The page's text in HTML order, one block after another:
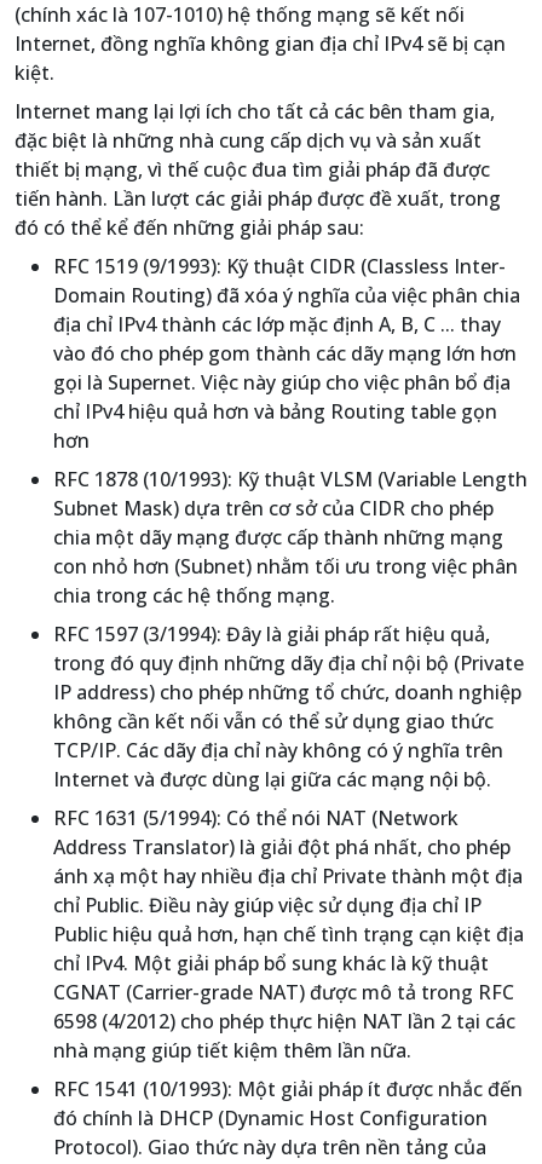
(chính xác là 107-1010) hệ thống mạng sẽ kết nối
Internet, đồng nghĩa không gian địa chỉ IPv4 sẽ bị cạn
kiệt.
Internet mang lại lợi ích cho tất cả các bên tham gia,
đặc biệt là những nhà cung cấp dịch vụ và sản xuất
thiết bị mạng, vì thế cuộc đua tìm giải pháp đã được
tiến hành. Lần lượt các giải pháp được đề xuất, trong
đó có thể kể đến những giải pháp sau:
RFC 1519 (9/1993): Kỹ thuật CIDR (Classless Inter-
Domain Routing) đã xóa ý nghĩa của việc phân chia
địa chỉ IPv4 thành các lớp mặc định A, B, C ... thay
vào đó cho phép gom thành các dãy mạng lớn hơn
gọi là Supernet. Việc này giúp cho việc phân bổ địa
chỉ IPv4 hiệu quả hơn và bảng Routing table gọn
hơn
RFC 1878 (10/1993): Kỹ thuật VLSM (Variable Length
Subnet Mask) dựa trên cơ sở của CIDR cho phép
chia một dãy mạng được cấp thành những mạng
con nhỏ hơn (Subnet) nhằm tối ưu trong việc phân
chia trong các hệ thống mạng.
RFC 1597 (3/1994): Đây là giải pháp rất hiệu quả,
trong đó quy định những dãy địa chỉ nội bộ (Private
IP address) cho phép những tổ chức, doanh nghiệp
không cần kết nối vẫn có thể sử dụng giao thức
TCP/IP. Các dãy địa chỉ này không có ý nghĩa trên
Internet và được dùng lại giữa các mạng nội bộ.
RFC 1631 (5/1994): Có thể nói NAT (Network
Address Translator) là giải đột phá nhất, cho phép
ánh xạ một hay nhiều địa chỉ Private thành một địa
chỉ Public. Điều này giúp việc sử dụng địa chỉ IP
Public hiệu quả hơn, hạn chế tình trạng cạn kiệt địa
chỉ IPv4. Một giải pháp bổ sung khác là kỹ thuật
CGNAT (Carrier-grade NAT) được mô tả trong RFC
6598 (4/2012) cho phép thực hiện NAT lần 2 tại các
nhà mạng giúp tiết kiệm thêm lần nữa.
RFC 1541 (10/1993): Một giải pháp ít được nhắc đến
đó chính là DHCP (Dynamic Host Configuration
Protocol). Giao thức này dựa trên nền tảng của